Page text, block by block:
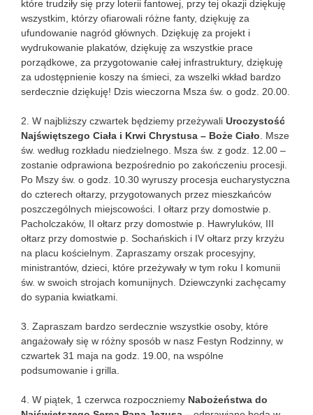
które trudziły się przy loterii fantowej, przy tej okazji dziękuję
wszystkim, którzy ofiarowali różne fanty, dziękuję za
ufundowanie nagród głównych. Dziękuję za projekt i
wydrukowanie plakatów, dziękuję za wszystkie prace
porządkowe, za przygotowanie całej infrastruktury, dziękuję
za udostępnienie koszy na śmieci, za wszelki wkład bardzo
serdecznie dziękuję! Dzis wieczorna Msza św. o godz. 20.00.
2. W najbliższy czwartek będziemy przeżywali Uroczystość
Najświętszego Ciała i Krwi Chrystusa – Boże Ciało. Msze
św. według rozkładu niedzielnego. Msza św. z godz. 12.00 –
zostanie odprawiona bezpośrednio po zakończeniu procesji.
Po Mszy św. o godz. 10.30 wyruszy procesja eucharystyczna
do czterech ołtarzy, przygotowanych przez mieszkańców
poszczególnych miejscowości. I ołtarz przy domostwie p.
Pacholczaków, II ołtarz przy domostwie p. Hawryluków, III
ołtarz przy domostwie p. Sochańskich i IV ołtarz przy krzyżu
na placu kościelnym. Zapraszamy orszak procesyjny,
ministrantów, dzieci, które przeżywały w tym roku I komunii
św. w swoich strojach komunijnych. Dziewczynki zachęcamy
do sypania kwiatkami.
3. Zapraszam bardzo serdecznie wszystkie osoby, które
angażowały się w różny sposób w nasz Festyn Rodzinny, w
czwartek 31 maja na godz. 19.00, na wspólne
podsumowanie i grilla.
4. W piątek, 1 czerwca rozpoczniemy Nabożeństwa do